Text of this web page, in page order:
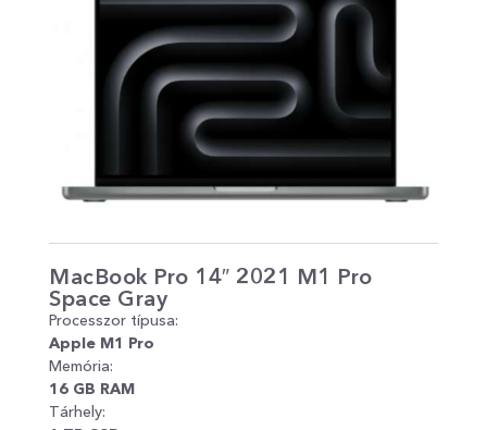
MacBook Pro 14″ 2021 M1 Pro
Space Gray
Processzor típusa:
Apple M1 Pro
Memória:
16 GB RAM
Tárhely: